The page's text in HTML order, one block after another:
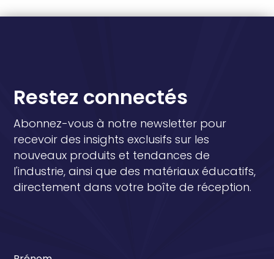
Restez connectés
Abonnez-vous à notre newsletter pour
recevoir des insights exclusifs sur les
nouveaux produits et tendances de
l'industrie, ainsi que des matériaux éducatifs,
directement dans votre boîte de réception.